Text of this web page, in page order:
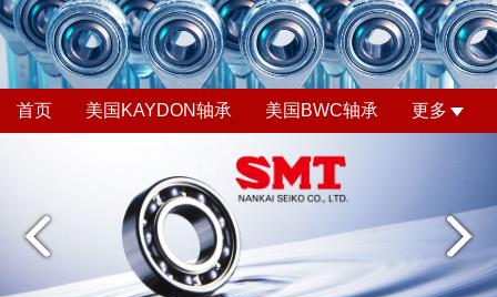
首页 美国KAYDON轴承 美国BWC轴承 更多